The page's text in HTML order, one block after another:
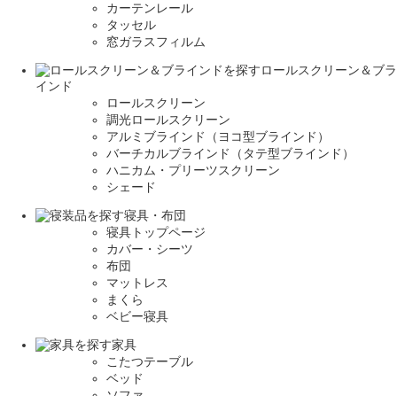
カーテンレール
タッセル
窓ガラスフィルム
ロールスクリーン＆ブラ
インド
ロールスクリーン
調光ロールスクリーン
アルミブラインド（ヨコ型ブラインド）
バーチカルブラインド（タテ型ブラインド）
ハニカム・プリーツスクリーン
シェード
寝具・布団
寝具トップページ
カバー・シーツ
布団
マットレス
まくら
ベビー寝具
家具
こたつテーブル
ベッド